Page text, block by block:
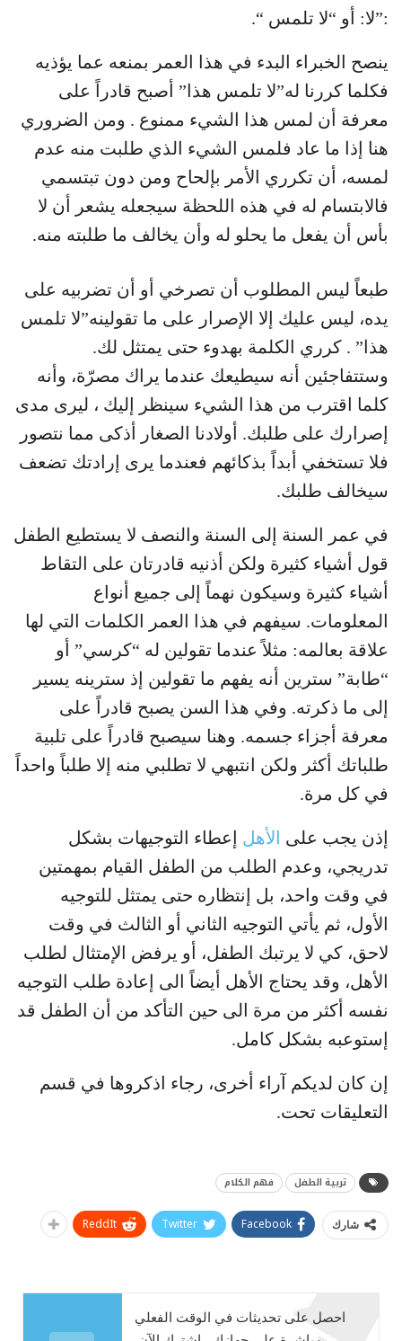
:”لا: أو “لا تلمس “.
ينصح الخبراء البدء في هذا العمر بمنعه عما يؤذيه
فكلما كررنا له”لا تلمس هذا” أصبح قادراً على
معرفة أن لمس هذا الشيء ممنوع . ومن الضروري
هنا إذا ما عاد فلمس الشيء الذي طلبت منه عدم
لمسه، أن تكرري الأمر بإلحاح ومن دون تبتسمي
فالابتسام له في هذه اللحظة سيجعله يشعر أن لا
بأس أن يفعل ما يحلو له وأن يخالف ما طلبته منه.
طبعاً ليس المطلوب أن تصرخي أو أن تضربيه على
يده، ليس عليك إلا الإصرار على ما تقولينه”لا تلمس
هذا” . كرري الكلمة بهدوء حتى يمتثل لك.
وستتفاجئين أنه سيطيعك عندما يراك مصرّة، وأنه
كلما اقترب من هذا الشيء سينظر إليك ، ليرى مدى
إصرارك على طلبك. أولادنا الصغار أذكى مما نتصور
فلا تستخفي أبداً بذكائهم فعندما يرى إرادتك تضعف
سيخالف طلبك.
في عمر السنة إلى السنة والنصف لا يستطيع الطفل
قول أشياء كثيرة ولكن أذنيه قادرتان على التقاط
أشياء كثيرة وسيكون نهماً إلى جميع أنواع
المعلومات. سيفهم في هذا العمر الكلمات التي لها
علاقة بعالمه: مثلاً عندما تقولين له “كرسي” أو
“طابة” سترين أنه يفهم ما تقولين إذ سترينه يسير
إلى ما ذكرته. وفي هذا السن يصبح قادراً على
معرفة أجزاء جسمه. وهنا سيصبح قادراً على تلبية
طلباتك أكثر ولكن انتبهي لا تطلبي منه إلا طلباً واحداً
في كل مرة.
إذن يجب على الأهل إعطاء التوجيهات بشكل
تدريجي، وعدم الطلب من الطفل القيام بمهمتين
في وقت واحد، بل إنتظاره حتى يمتثل للتوجيه
الأول، ثم يأتي التوجيه الثاني أو الثالث في وقت
لاحق، كي لا يرتبك الطفل، أو يرفض الإمتثال لطلب
الأهل، وقد يحتاج الأهل أيضاً الى إعادة طلب التوجيه
نفسه أكثر من مرة الى حين التأكد من أن الطفل قد
إستوعبه بشكل كامل.
إن كان لديكم آراء أخرى، رجاء اذكروها في قسم
التعليقات تحت.
تربية الطفل فهم الكلام
شارك Facebook
Twitter
ReddIt
احصل على تحديثات في الوقت الفعلي